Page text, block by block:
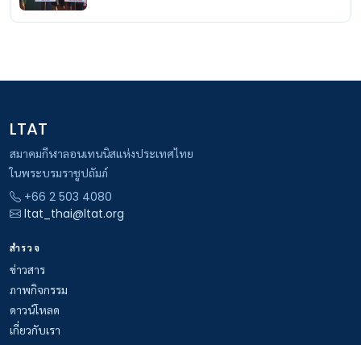
LTAT
สมาคมกีฬาลอนเทนนิสแห่งประเทศไทย
ในพระบรมราชูปถัมภ์
+66 2 503 4080
ltat_thai@ltat.org
สำรวจ
ข่าวสาร
ภาพกิจกรรม
ดาวน์โหลด
เกี่ยวกับเรา